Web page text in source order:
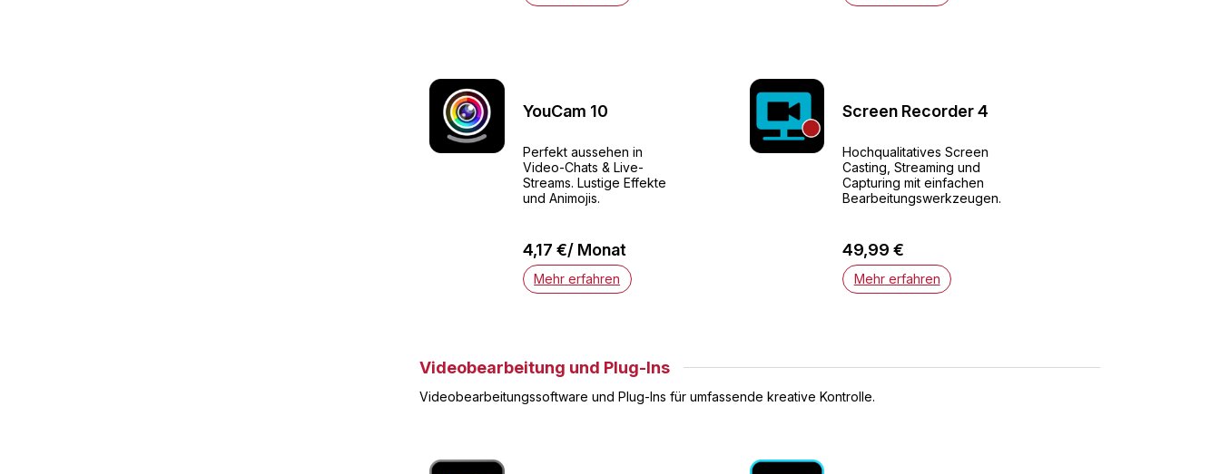
YouCam 10
Perfekt aussehen in
Video-Chats & Live-
Streams. Lustige Effekte
und Animojis.
4,17 €/ Monat
Mehr erfahren
Screen Recorder 4
Hochqualitatives Screen
Casting, Streaming und
Capturing mit einfachen
Bearbeitungswerkzeugen.
49,99 €
Mehr erfahren
Videobearbeitung und Plug-Ins
Videobearbeitungssoftware und Plug-Ins für umfassende kreative Kontrolle.